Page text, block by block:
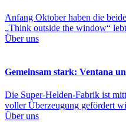
Anfang Oktober haben die
„Think outside the window“
Über uns
Gemeinsam stark: Ventana
Die Super-Helden-Fabrik ist
voller Überzeugung gefördert
Über uns